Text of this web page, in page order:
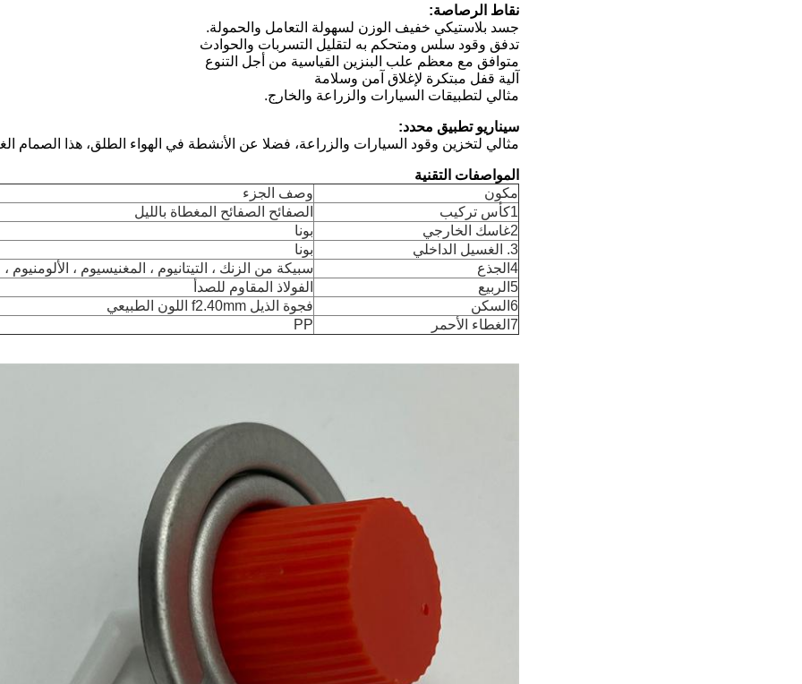
نقاط الرصاصة:
جسد بلاستيكي خفيف الوزن لسهولة التعامل والحمولة.
تدفق وقود سلس ومتحكم به لتقليل التسربات والحوادث
متوافق مع معظم علب البنزين القياسية من أجل التنوع
آلية قفل مبتكرة لإغلاق آمن وسلامة
مثالي لتطبيقات السيارات والزراعة والخارج.
سيناريو تطبيق محدد:
مثالي لتخزين وقود السيارات والزراعة، فضلا عن الأنشطة في الهواء الطلق، هذا الصمام
المواصفات التقنية
مكون
وصف الجزء
1كأس تركيب
الصفائح الصفائح المغطاة بالليل
2غاسك الخارجي
بونا
3. الغسيل الداخلي
بونا
4الجذع
سبيكة من الزنك ، التيتانيوم ، المغنيسيوم ، الألومنيوم ،
5الربيع
الفولاذ المقاوم للصدأ
6السكن
فجوة الذيل f2.40mm اللون الطبيعي
7الغطاء الأحمر
PP